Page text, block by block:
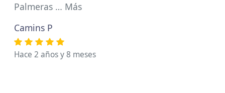
Palmeras … Más
Camins P
Hace 2 años y 8 meses